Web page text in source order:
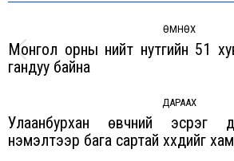
ӨМНӨХ
Previous
Монгол орны нийт нутгийн 51
гандуу байна
ДАРААХ
Next
post:
Улаанбурхан өвчний эсрэг
нэмэлтээр бага сартай хүүхдийг